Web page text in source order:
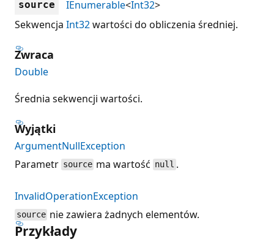
source IEnumerable<Int32>
Sekwencja Int32wartości do obliczenia średniej.
Zwraca
Double
Średnia sekwencji wartości.
Wyjątki
ArgumentNullException
Parametr source ma wartość null .
InvalidOperationException
source nie zawiera żadnych elementów.
Przykłady